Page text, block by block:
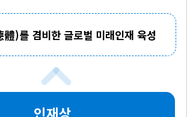
)를 겸비한 글로벌 미래인재 육성
인재상